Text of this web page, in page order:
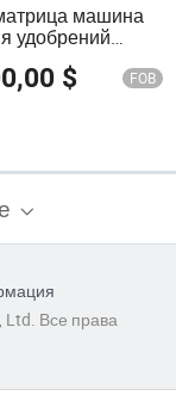
машина
удобрений
удобрений
$ FOB
Ltd. Все права